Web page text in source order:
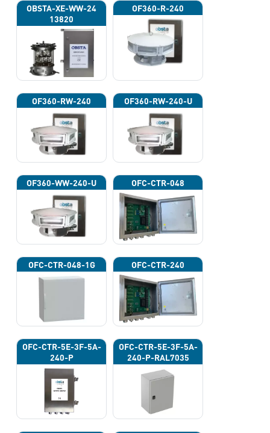
OBSTA-XE-WW-24
13820
OF360-R-240
OF360-RW-240 OF360-RW-240-U
OF360-WW-240-U OFC-CTR-048
OFC-CTR-048-1G OFC-CTR-240
OFC-CTR-5E-3F-5A-
240-P
OFC-CTR-5E-3F-5A-
240-P-RAL7035